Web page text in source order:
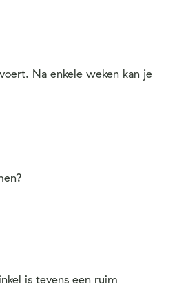
Na enkele weken kan je
is tevens een ruim